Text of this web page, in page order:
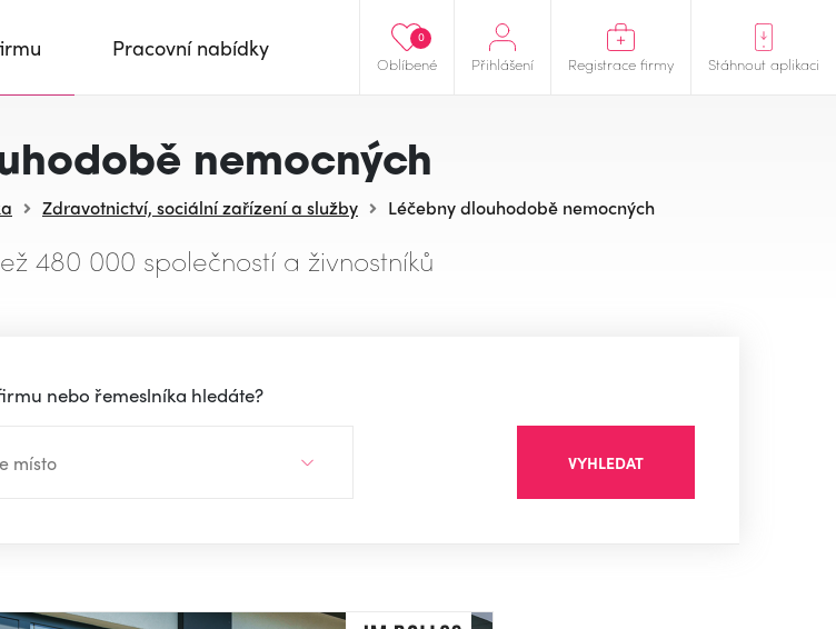
Oblíbené
0
Přihlášení Registrace firmy Stáhnout aplikaci
Pracovní nabídky
nemocných
Zdravotnictví, sociální zařízení a služby Léčebny dlouhodobě nemocných
480 000 společností a živnostníků
nebo řemeslníka hledáte?
VYHLEDAT